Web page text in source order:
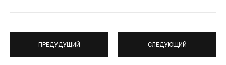
ПРЕДУДУЩИЙ СЛЕДУЮЩИЙ